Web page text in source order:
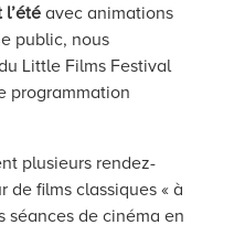
avec animations
public, nous
Little Films Festival
programmation
plusieurs rendez-
de films classiques « à
séances de cinéma en